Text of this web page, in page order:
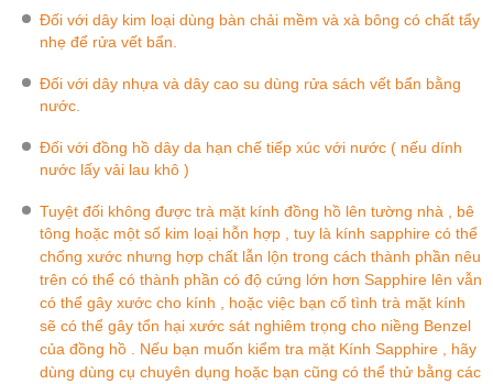
Đối với dây kim loại dùng bàn chải mềm và xà bông có chất tẩy
nhẹ để rửa vết bẩn.
Đối với dây nhựa và dây cao su dùng rửa sách vết bẩn bằng
nước.
Đối với đồng hồ dây da hạn chế tiếp xúc với nước ( nếu dính
nước lấy vải lau khô )
Tuyệt đối không được trà mặt kính đồng hồ lên tường nhà , bê
tông hoặc một số kim loại hỗn hợp , tuy là kính sapphire có thể
chống xước nhưng hợp chất lẫn lộn trong cách thành phần nêu
trên có thể có thành phần có độ cứng lớn hơn Sapphire lên vẫn
có thể gây xước cho kính , hoặc việc bạn cố tình trà mặt kính
sẽ có thể gây tổn hại xước sát nghiêm trọng cho niềng Benzel
của đồng hồ . Nếu bạn muốn kiểm tra mặt Kính Sapphire , hãy
dùng dùng cụ chuyên dụng hoặc bạn cũng có thể thử bằng các